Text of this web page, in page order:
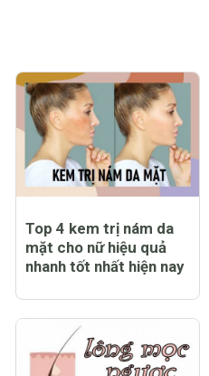
Top 4 kem trị nám da
mặt cho nữ hiệu quả
nhanh tốt nhất hiện nay